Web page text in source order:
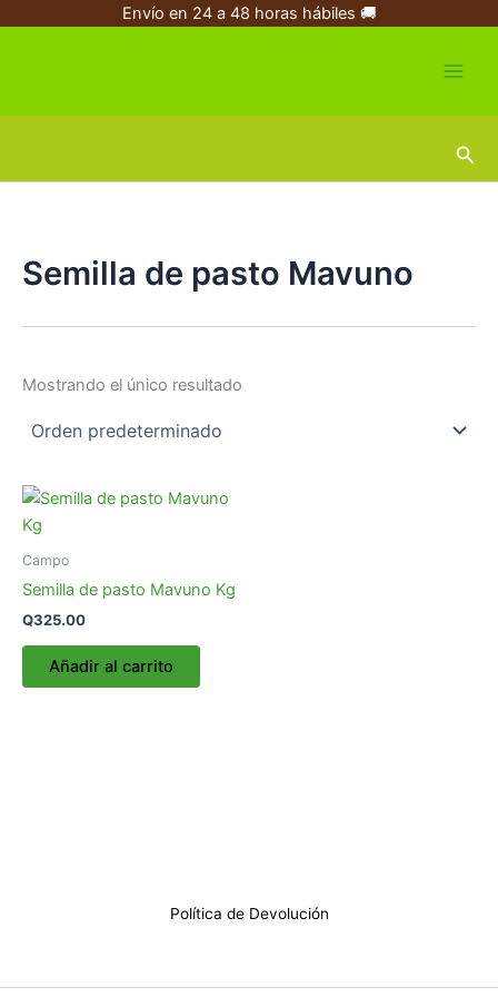
Envío en 24 a 48 horas hábiles 🚚
Semilla de pasto Mavuno
Mostrando el único resultado
Campo
Semilla de pasto Mavuno Kg
Q325.00
Añadir al carrito
Política de Devolución